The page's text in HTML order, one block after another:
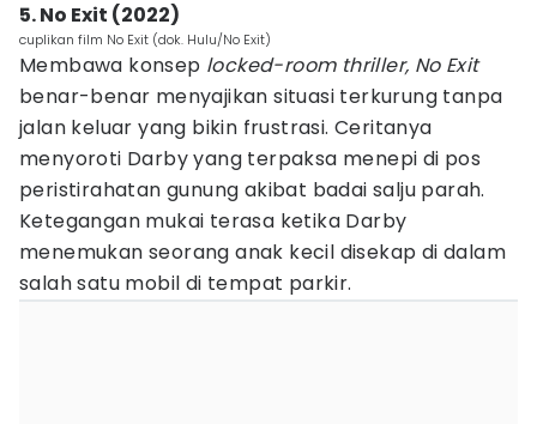
5. No Exit (2022)
cuplikan film No Exit (dok. Hulu/No Exit)
Membawa konsep locked-room thriller, No Exit
benar-benar menyajikan situasi terkurung tanpa
jalan keluar yang bikin frustrasi. Ceritanya
menyoroti Darby yang terpaksa menepi di pos
peristirahatan gunung akibat badai salju parah.
Ketegangan mukai terasa ketika Darby
menemukan seorang anak kecil disekap di dalam
salah satu mobil di tempat parkir.